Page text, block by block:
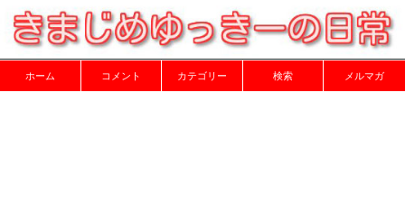
ホーム コメント カテゴリー 検索 メルマガ